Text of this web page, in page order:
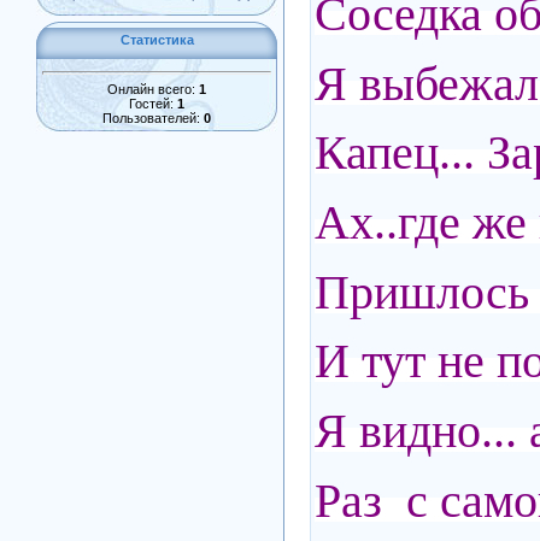
Статистика
Онлайн всего: 1
Гостей: 1
Пользователей: 0
Соседка
Я
Капец...
Ах..где же
Пришлось
И тут не
Я видно...
Раз с